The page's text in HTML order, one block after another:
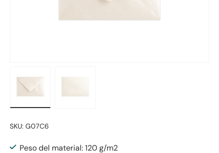
SKU: G07C6
Peso del material: 120 g/m2